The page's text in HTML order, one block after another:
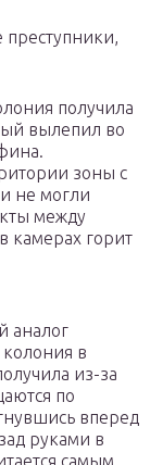
преступники,
получила
вылепил во
зоны с
не могли
между
камерах горит
аналог
в
из-за
по
вперед
руками в
самым